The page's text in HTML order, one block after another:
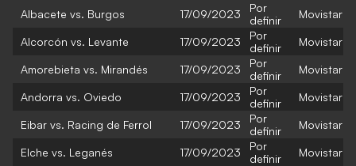
Albacete vs. Burgos
17/09/2023
Por
definir
Movistar
Alcorcón vs. Levante 17/09/2023
Por
definir
Movistar
Amorebieta vs. Mirandés 17/09/2023
Por
definir
Movistar
Andorra vs. Oviedo 17/09/2023
Por
definir
Movistar
Eibar vs. Racing de Ferrol 17/09/2023
Por
definir
Movistar
Elche vs. Leganés 17/09/2023
Por
definir
Movistar